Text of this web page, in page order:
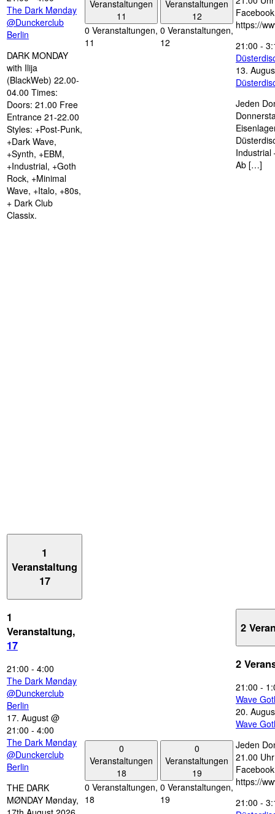
The Dark Mønday
@Dunckerclub
Berlin
DARK MONDAY
with Ilija
(BlackWeb) 22.00-
04.00 Times:
Doors: 21.00 Free
Entrance 21-22.00
Styles: +Post-Punk,
+Dark Wave,
+Synth, +EBM,
+Industrial, +Goth
Rock, +Minimal
Wave, +Italo, +80s,
+ Dark Club
Classix.
Veranstaltungen
11
0 Veranstaltungen,
11
Veranstaltungen
12
0 Veranstaltungen,
12
https://
21:00 -
13.
Jeden
Industrial
Ab […]
1
Veranstaltung
17
1
Veranstaltung,
17
21:00 - 4:00
The Dark Mønday
@Dunckerclub
Berlin
17. August @
21:00 - 4:00
The Dark Mønday
@Dunckerclub
Berlin
THE DARK
MØNDAY Mønday,
0
Veranstaltungen
18
0 Veranstaltungen,
18
0
Veranstaltungen
19
0 Veranstaltungen,
19
2
2
21:00 -
Wave
20.
Wave
Jeden
21.00
https://
21:00 -